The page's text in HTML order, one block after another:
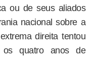
ou de seus aliados
nacional sobre a
direita tentou
os quatro anos de